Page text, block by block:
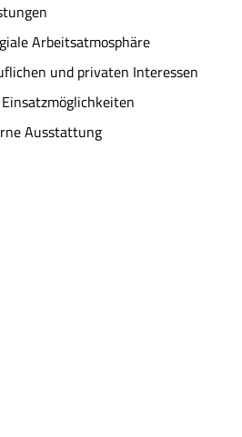
Arbeitsatmosphäre
und privaten Interessen
Ausstattung